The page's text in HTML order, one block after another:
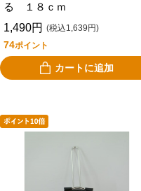
る １８ｃｍ
1,490円 (税込1,639円)
74ポイント
カートに追加